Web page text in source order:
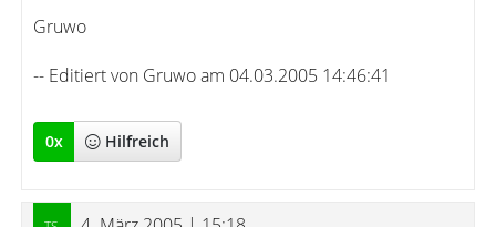
Gruwo
-- Editiert von Gruwo am 04.03.2005 14:46:41
0x Hilfreich